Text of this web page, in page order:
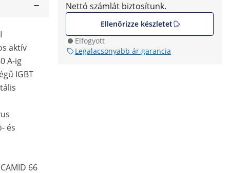
Nettó számlát biztosítunk.
Ellenőrizze készletet
Elfogyott
Legalacsonyabb ár garancia
aktív
A-ig
IGBT
és
66